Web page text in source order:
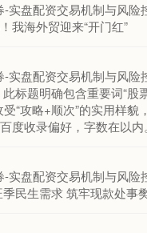
-实盘配资交易机制与风险
我海外贸迎来“开门红”
-实盘配资交易机制与风险
标题明确包含重要词“股
受“攻略+顺次”的实用样貌
度收录偏好，字数在以内
-实盘配资交易机制与风险
民生需求 筑牢现款处事